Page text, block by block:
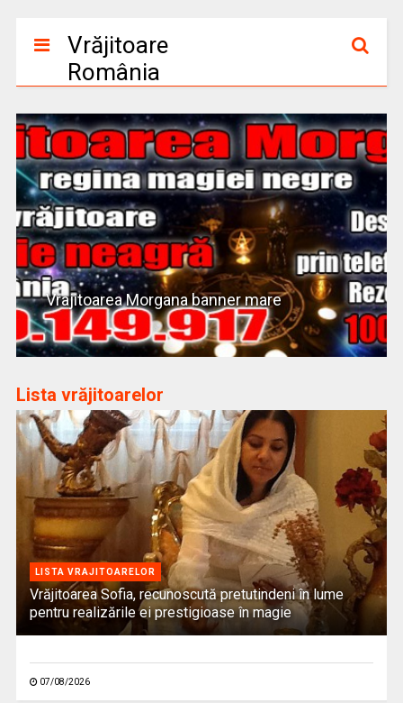
Vrăjitoare
România
Vrajitoarea Morgana banner mare
Lista vrăjitoarelor
LISTA VRAJITOARELOR
Vrăjitoarea Sofia, recunoscută pretutindeni în lume
pentru realizările ei prestigioase în magie
07/08/2026